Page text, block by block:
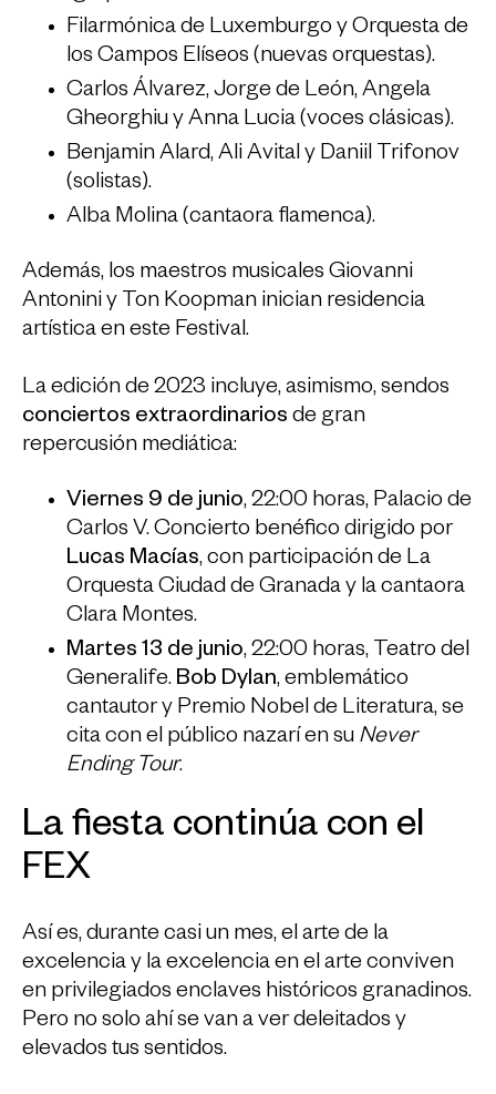
Filarmónica de Luxemburgo y Orquesta de
los Campos Elíseos (nuevas orquestas).
Carlos Álvarez, Jorge de León, Angela
Gheorghiu y Anna Lucia (voces clásicas).
Benjamin Alard, Ali Avital y Daniil Trifonov
(solistas).
Alba Molina (cantaora flamenca).
Además, los maestros musicales Giovanni
Antonini y Ton Koopman inician residencia
artística en este Festival.
La edición de 2023 incluye, asimismo, sendos
conciertos extraordinarios de gran
repercusión mediática:
Viernes 9 de junio, 22:00 horas, Palacio de
Carlos V. Concierto benéfico dirigido por
Lucas Macías, con participación de La
Orquesta Ciudad de Granada y la cantaora
Clara Montes.
Martes 13 de junio, 22:00 horas, Teatro del
Generalife. Bob Dylan, emblemático
cantautor y Premio Nobel de Literatura, se
cita con el público nazarí en su Never
Ending Tour.
La fiesta continúa con el
FEX
Así es, durante casi un mes, el arte de la
excelencia y la excelencia en el arte conviven
en privilegiados enclaves históricos granadinos.
Pero no solo ahí se van a ver deleitados y
elevados tus sentidos.